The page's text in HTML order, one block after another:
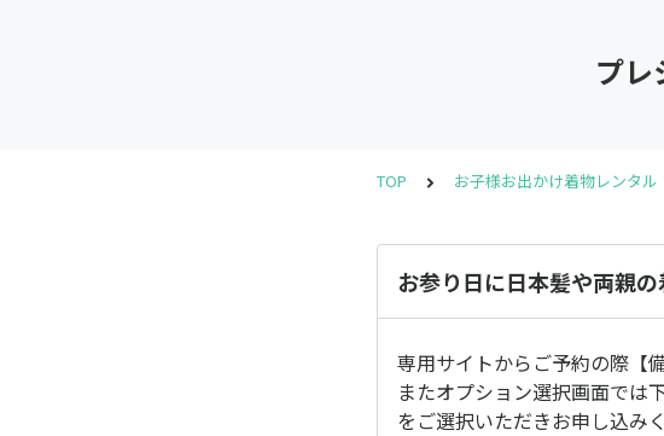
プレ
TOP お子様お出かけ着物レンタ
お参り日に日本髪や両親
専用サイトからご予約の際【
またオプション選択画面では
をご選択いただきお申し込み